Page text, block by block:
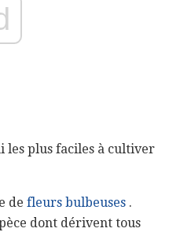
les plus faciles à cultiver
de fleurs bulbeuses .
dont dérivent tous